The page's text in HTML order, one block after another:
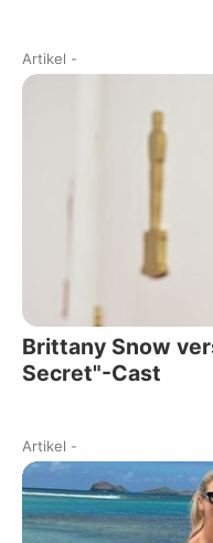
Artikel -
Brittany Snow
Secret"-Cast
Artikel -